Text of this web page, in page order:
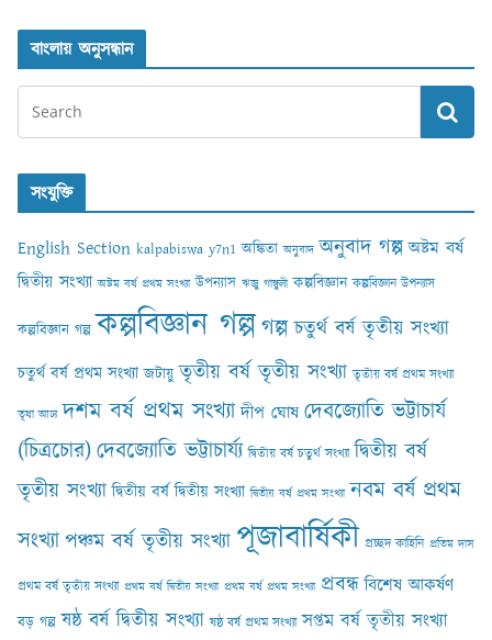
বাংলায় অনুসন্ধান
সংযুক্তি
English Section kalpabiswa y7n1 অঙ্কিতা অনুবাদ অনুবাদ গল্প অষ্টম বর্ষ
দ্বিতীয় সংখ্যা অষ্টম বর্ষ প্রথম সংখ্যা উপন্যাস ঋজু গাঙ্গুলী কল্পবিজ্ঞান কল্পবিজ্ঞান উপন্যাস
কল্পবিজ্ঞান গল্প কল্পবিজ্ঞান গল্পগল্প চতুর্থ বর্ষ তৃতীয় সংখ্যা
চতুর্থ বর্ষ প্রথম সংখ্যা জটায়ু তৃতীয় বর্ষ তৃতীয় সংখ্যা তৃতীয় বর্ষ প্রথম সংখ্যা
তৃষা আঢ‍্য দশম বর্ষ প্রথম সংখ্যা দীপ ঘোষ দেবজ্যোতি ভট্টাচার্য
(চিত্রচোর)দেবজ্যোতি ভট্টাচার্য্য দ্বিতীয় বর্ষ চতুর্থ সংখ্যা দ্বিতীয় বর্ষ
তৃতীয় সংখ্যা দ্বিতীয় বর্ষ দ্বিতীয় সংখ্যা দ্বিতীয় বর্ষ প্রথম সংখ্যা নবম বর্ষ প্রথম
সংখ্যাপঞ্চম বর্ষ তৃতীয় সংখ্যা পূজাবার্ষিকী প্রচ্ছদ কাহিনি প্রতিম দাস
প্রথম বর্ষ তৃতীয় সংখ্যা প্রথম বর্ষ দ্বিতীয় সংখ্যা প্রথম বর্ষ প্রথম সংখ্যা প্রবন্ধ বিশেষ আকর্ষণ
বড় গল্প ষষ্ঠ বর্ষ দ্বিতীয় সংখ্যা ষষ্ঠ বর্ষ প্রথম সংখ্যা সপ্তম বর্ষ তৃতীয় সংখ্যা